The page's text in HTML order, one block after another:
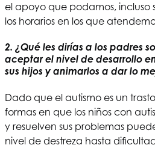
el apoyo que podamos, incluso
los horarios en los que
2. ¿Qué les dirías a los padres
aceptar el nivel de desarrollo
sus hijos y animarlos a dar lo
Dado que el autismo es un
formas en que los niños con
y resuelven sus problemas
nivel de destreza hasta